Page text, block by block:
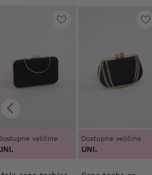
veličine Dostupne veličine
UNI.